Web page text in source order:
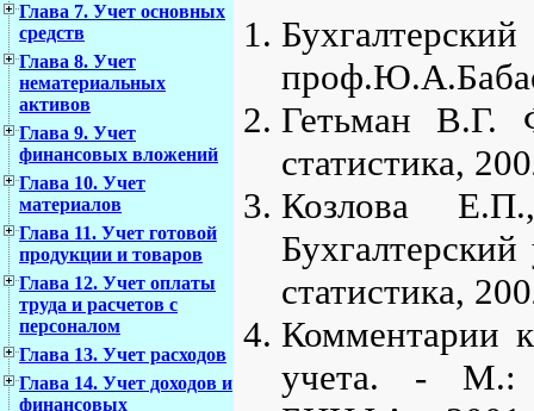
Глава 7. Учет основных
средств
Глава 8. Учет
нематериальных
активов
Глава 9. Учет
финансовых вложений
Глава 10. Учет
материалов
Глава 11. Учет готовой
продукции и товаров
Глава 12. Учет оплаты
труда и расчетов с
персоналом
Глава 13. Учет расходов
Глава 14. Учет доходов и
финансовых
Гетьман
статистика,
Козлова
статистика,
Комментарии
учета. - М.: